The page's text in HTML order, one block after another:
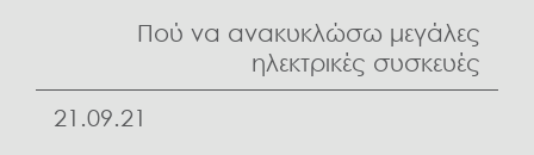
Πού να ανακυκλώσω μεγάλες
ηλεκτρικές συσκευές
21.09.21